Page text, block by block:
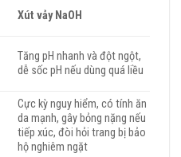
Xút vảy NaOH
Tăng pH nhanh và đột ngột,
dễ sốc pH nếu dùng quá liều
Cực kỳ nguy hiểm, có tính ăn
da mạnh, gây bỏng nặng nếu
tiếp xúc, đòi hỏi trang bị bảo
hộ nghiêm ngặt